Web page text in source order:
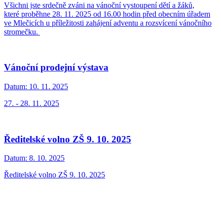
Všichni jste srdečně zváni na vánoční vystoupení dětí a žáků,
které proběhne 28. 11. 2025 od 16.00 hodin před obecním úřadem
ve Mlečicích u příležitosti zahájení adventu a rozsvícení vánočního
stromečku.
Vánoční prodejní výstava
Datum: 10. 11. 2025
27. - 28. 11. 2025
Ředitelské volno ZŠ 9. 10. 2025
Datum: 8. 10. 2025
Ředitelské volno ZŠ 9. 10. 2025